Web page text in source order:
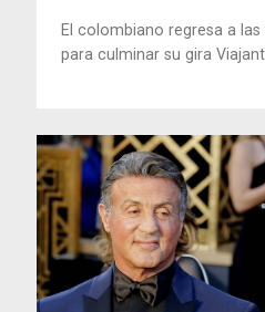
El colombiano regresa a
para culminar su gira